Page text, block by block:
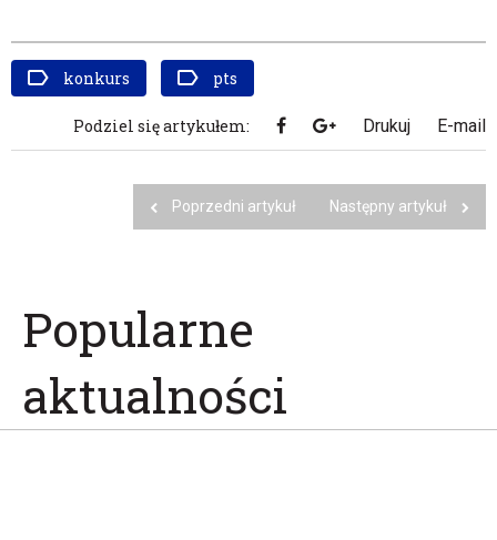
konkurs pts
Podziel się artykułem: Drukuj E-mail
Poprzedni artykuł Następny artykuł
Popularne
aktualności